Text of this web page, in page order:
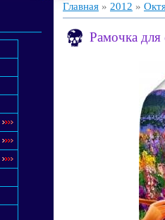
Главная » 2012 »
Рамочка